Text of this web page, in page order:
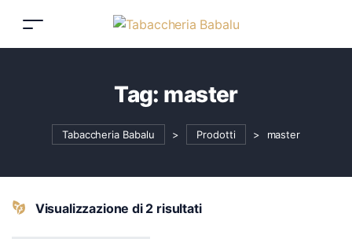
Tag: master
Tabaccheria Babalu > Prodotti > master
Visualizzazione di 2 risultati